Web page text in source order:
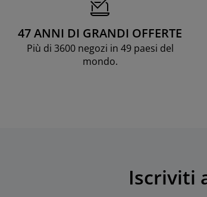
47 ANNI DI GRANDI OFFERTE
Più di 3600 negozi in 49 paesi del
mondo.
Iscriviti